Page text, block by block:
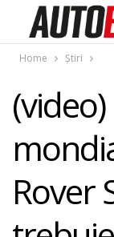
Home Știri
Rover